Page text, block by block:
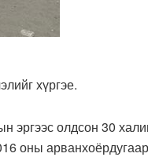
хүргэе.
эргээс олдсон 30
оны